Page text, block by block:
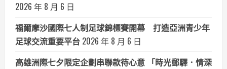
2026 年 8 月 6 日
福爾摩沙國際七人制足球錦標賽開幕 打造亞洲青少年
足球交流重要平台 2026 年 8 月 6 日
高雄洲際七夕限定企劃串聯款待心意 「時光郵驛．情深